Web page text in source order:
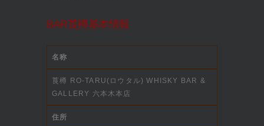
BAR莨樽基本情報
名称
莨樽 RO-TARU(ロウタル) WHISKY BAR &
GALLERY 六本木本店
住所